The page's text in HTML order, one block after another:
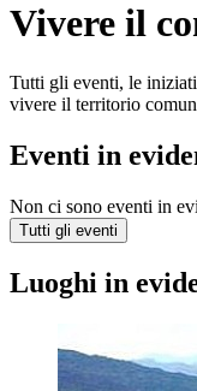
Vivere il
Tutti gli eventi, le
vivere il territorio
Eventi in
Non ci sono eventi in
Tutti gli eventi
Luoghi in